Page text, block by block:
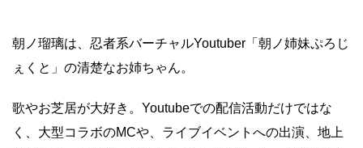
朝ノ瑠璃は、忍者系バーチャルYoutuber「朝ノ姉妹ぷろじ
ぇくと」の清楚なお姉ちゃん。
歌やお芝居が大好き。Youtubeでの配信活動だけではな
く、大型コラボのMCや、ライブイベントへの出演、地上